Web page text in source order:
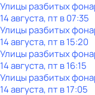
Улицы разбитых
14 августа, пт в 07:35
Улицы разбитых
14 августа, пт в 15:20
Улицы разбитых
14 августа, пт в 16:15
Улицы разбитых
14 августа, пт в 17:05